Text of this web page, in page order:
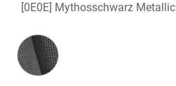
[0E0E] Mythosschwarz Metallic
Innenausstattung